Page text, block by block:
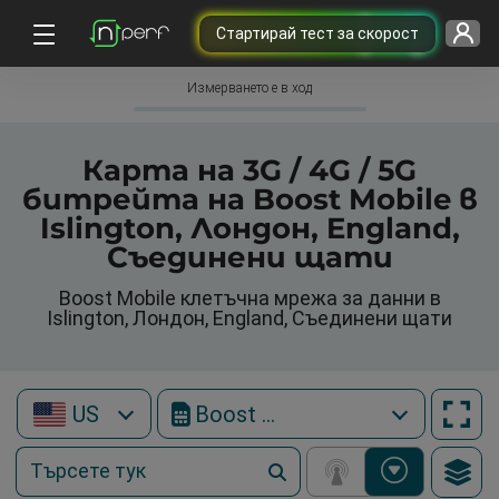
Cтартирай тест за скорост
Измерването е в ход
Карта на 3G / 4G / 5G
битрейта на Boost Mobile в
Islington, Лондон, England,
Съединени щати
Boost Mobile клетъчна мрежа за данни в
Islington, Лондон, England, Съединени щати
US Boost Mobile